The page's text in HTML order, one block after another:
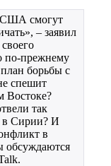
США смогут
– заявил
по-прежнему
борьбы с
спешит
Востоке?
так
в Сирии? И
в
обсуждаются